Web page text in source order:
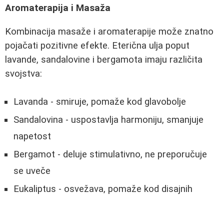
Aromaterapija i Masaža
Kombinacija masaže i aromaterapije može znatno
pojačati pozitivne efekte. Eterična ulja poput
lavande, sandalovine i bergamota imaju različita
svojstva:
Lavanda - smiruje, pomaže kod glavobolje
Sandalovina - uspostavlja harmoniju, smanjuje
napetost
Bergamot - deluje stimulativno, ne preporučuje
se uveče
Eukaliptus - osvežava, pomaže kod disajnih